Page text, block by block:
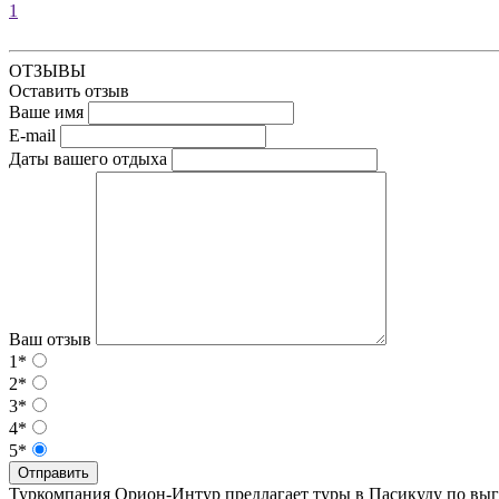
1
ОТЗЫВЫ
Оставить отзыв
Ваше имя
E-mail
Даты вашего отдыха
Ваш отзыв
1*
2*
3*
4*
5*
Отправить
Туркомпания Орион-Интур предлагает туры в Пасикуду по